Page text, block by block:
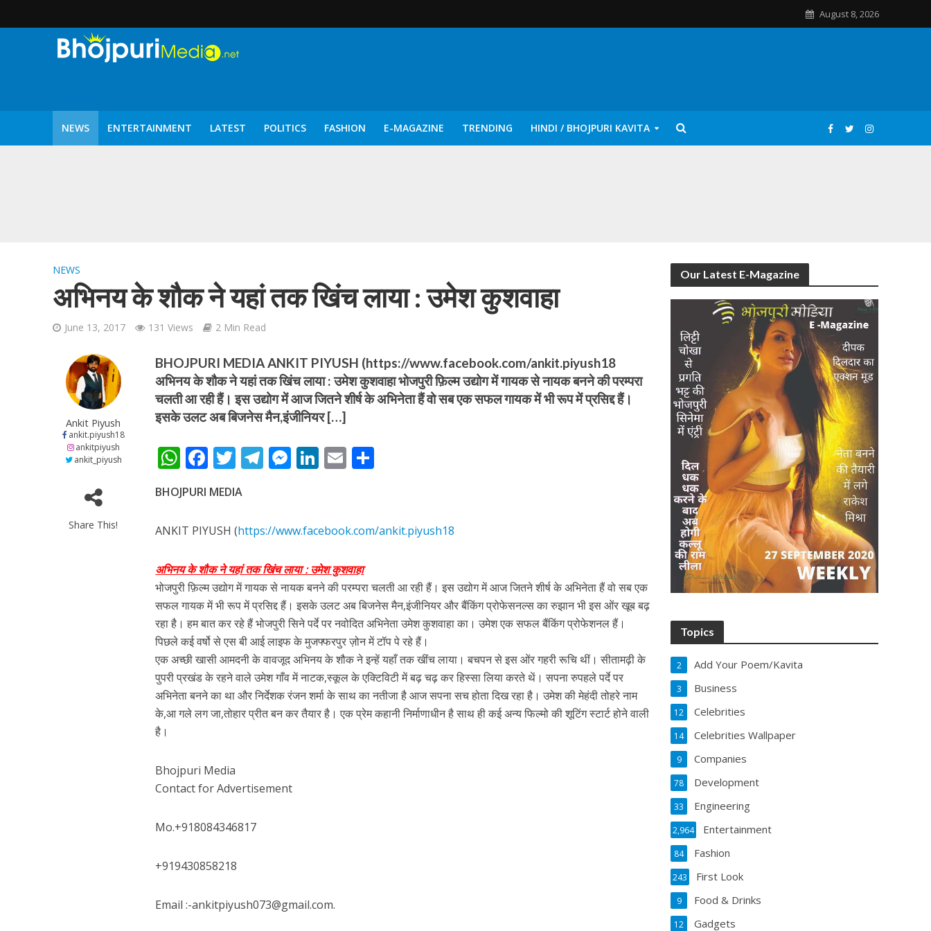
August 8, 2026
NEWS ENTERTAINMENT LATEST POLITICS FASHION E-MAGAZINE TRENDING HINDI / BHOJPURI KAVITA
शिवानी सिंह का नया बोलबम गीत तोहरे के मांगिला जानु हुआ रिलीज, दर्शकों का मिल रहा भरपूर प्यार
वर्ल्डवाइड रिकॉर्ड्स भोजपुरी का नया धमाकेदार गाना जल्द, दुबई की खूबसूरत लोकेशन्स पर हो रही है शूटिंग
NEWS
अभिनय के शौक ने यहां तक खिंच लाया : उमेश कुशवाहा
June 13, 2017 131 Views 2 Min Read
Ankit Piyush
ankit.piyush18
ankitpiyush
ankit_piyush
Share This!
BHOJPURI MEDIA ANKIT PIYUSH (https://www.facebook.com/ankit.piyush18
अभिनय के शौक ने यहां तक खिंच लाया : उमेश कुशवाहा भोजपुरी फ़िल्म उद्योग में गायक से नायक बनने की परम्परा
चलती आ रही हैं। इस उद्योग में आज जितने शीर्ष के अभिनेता हैं वो सब एक सफल गायक में भी रूप में प्रसिद्द हैं।
इसके उलट अब बिजनेस मैन,इंजीनियर […]
W
h
at
s
p
p
F
ac
e
b
o
k
T
w
itt
er
T
gr
m
M
e
g
er
Li
e
n
E
l e
BHOJPURI MEDIA
ANKIT PIYUSH (https://www.facebook.com/ankit.piyush18
अभिनय के शौक ने यहां तक खिंच लाया : उमेश कुशवाहा
भोजपुरी फ़िल्म उद्योग में गायक से नायक बनने की परम्परा चलती आ रही हैं। इस उद्योग में आज जितने शीर्ष के अभिनेता हैं वो सब एक
सफल गायक में भी रूप में प्रसिद्द हैं। इसके उलट अब बिजनेस मैन,इंजीनियर और बैंकिंग प्रोफेसनल्स का रुझान भी इस ओंर खूब बढ़
रहा है। हम बात कर रहे हैं भोजपुरी सिने पर्दे पर नवोदित अभिनेता उमेश कुशवाहा का। उमेश एक सफल बैंकिंग प्रोफेशनल हैं।
पिछले कई वर्षो से एस बी आई लाइफ के मुजफ्फरपुर ज़ोन में टॉप पे रहे हैं।
एक अच्छी खासी आमदनी के वावजूद अभिनय के शौक ने इन्हें यहाँ तक खींच लाया। बचपन से इस ओंर गहरी रूचि थीं। सीतामढ़ी के
पुपरी प्रखंड के रहने वाले उमेश गाँव में नाटक,स्कूल के एक्टिविटी में बढ़ चढ़ कर हिस्सा लिया करते थें। सपना रुपहले पर्दे पर
अभिनेता बनने का था और निर्देशक रंजन शर्मा के साथ का नतीजा है आज सपना सच होता दिख रहा है। उमेश की मेहंदी तोहरे नाम
के,आ गले लग जा,तोहार प्रीत बन कर तैयार है। एक प्रेम कहानी निर्माणाधीन है साथ ही कई अन्य फिल्मो की शूटिंग स्टार्ट होने वाली
है।
Bhojpuri Media
Contact for Advertisement
Mo.+918084346817
+919430858218
Email :-ankitpiyush073@gmail.com.
Our Latest E-Magazine
Topics
Add Your Poem/Kavita
2
Business
3
Celebrities
12
Celebrities Wallpaper
14
Companies
9
Development
78
Engineering
33
Entertainment
2,964
Fashion
84
First Look
243
Food & Drinks
9
Gadgets
12